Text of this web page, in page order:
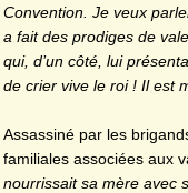
Convention. Je veux
a fait des prodiges de
qui, d’un côté, lui
de crier vive le roi ! Il est
Assassiné par les
familiales associées aux
nourrissait sa mère avec